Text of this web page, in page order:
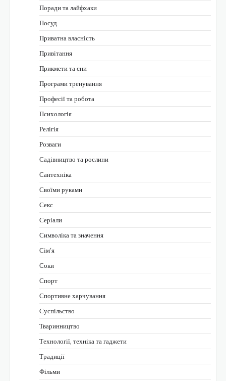
Поради та лайфхаки
Посуд
Приватна власність
Привітання
Прикмети та сни
Програми тренування
Професії та робота
Психологія
Релігія
Розваги
Садівництво та рослини
Сантехніка
Своїми руками
Секс
Серіали
Символіка та значення
Сім’я
Соки
Спорт
Спортивне харчування
Суспільство
Тваринництво
Технології, техніка та гаджети
Традиції
Фільми